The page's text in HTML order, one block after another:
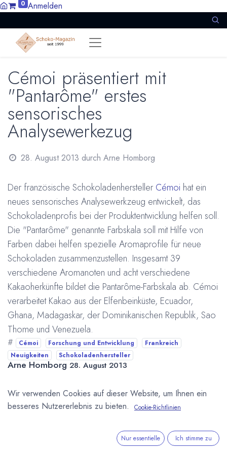
0 Anmelden
Cémoi präsentiert mit
"Pantarôme" erstes
sensorisches
Analysewerkezug
28. August 2013 durch Arne Homborg
Der französische Schokoladenhersteller Cémoi hat ein
neues sensorisches Analysewerkzeug entwickelt, das
Schokoladenprofis bei der Produktentwicklung helfen soll.
Die "Pantarôme" genannte Farbskala soll mit Hilfe von
Farben dabei helfen spezielle Aromaprofile für neue
Schokoladen zusammenzustellen. Insgesamt 39
verschiedene Aromanoten und acht verschiedene
Kakaoherkünfte bildet die Pantarôme-Farbskala ab. Cémoi
verarbeitet Kakao aus der Elfenbeinküste, Ecuador,
Ghana, Madagaskar, der Dominikanischen Republik, Sao
Thome und Venezuela.
# Cémoi Forschung und Entwicklung
Frankreich
Neuigkeiten
Schokoladenhersteller
Arne Homborg 28. August 2013
DIESEN BEITRAG TEILEN
Wir verwenden Cookies auf dieser Website, um Ihnen ein
besseres Nutzererlebnis zu bieten.
Cookie-Richtlinien
Nur essentielle Ich stimme zu